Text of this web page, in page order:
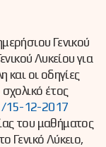
Γενικού
Λυκείου για
και οι οδηγίες
έτος
15-12-2017
του μαθήματος
Γενικό Λύκειο,